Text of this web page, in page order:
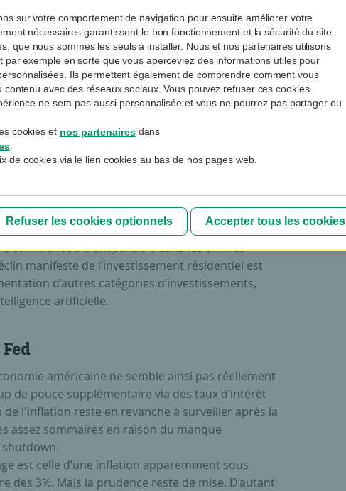
Sylviane Delcuve
de forte croissance, la tâche de la banque
de se compliquer.
ralentira peut-être au quatrième trimestre, ou
trimestre. Force est de constater qu’ils gagnent
qui investissent en Bourse bénéficient d’un effet
et qu’ils épargnent aussi. L’évolution de la
commence à transparaître dans les chiffres
manifeste de l’investissement résidentiel est
d’autres catégories d’investissements,
artificielle.
américaine ne semble ainsi pas réellement
de pouce supplémentaire via des taux d’intérêt
de l'inflation reste en revanche à surveiller après la
assez sommaires en raison du manque
shutdown.
est celle d’une inflation apparemment sous
des 3%. Mais la prudence reste de mise. D’autant
sur votre comportement de navigation pour ensuite améliorer votre
nécessaires garantissent le bon fonctionnement et la sécurité du site.
que nous sommes les seuls à installer. Nous et nos partenaires utilisons
par exemple en sorte que vous aperceviez des informations utiles pour
Ils permettent également de comprendre comment vous
avec des réseaux sociaux. Vous pouvez refuser ces cookies.
ne sera pas aussi personnalisée et vous ne pourrez pas partager ou
cookies et nos partenairesdans
de cookies via le lien cookies au bas de nos pages web.
Refuser les cookies optionnels Accepter tous les cookies